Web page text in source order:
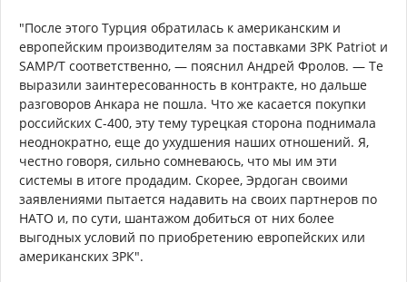
"После этого Турция обратилась к американским и
европейским производителям за поставками ЗРК Patriot и
SAMP/T соответственно, — пояснил Андрей Фролов. — Те
выразили заинтересованность в контракте, но дальше
разговоров Анкара не пошла. Что же касается покупки
российских С-400, эту тему турецкая сторона поднимала
неоднократно, еще до ухудшения наших отношений. Я,
честно говоря, сильно сомневаюсь, что мы им эти
системы в итоге продадим. Скорее, Эрдоган своими
заявлениями пытается надавить на своих партнеров по
НАТО и, по сути, шантажом добиться от них более
выгодных условий по приобретению европейских или
американских ЗРК".